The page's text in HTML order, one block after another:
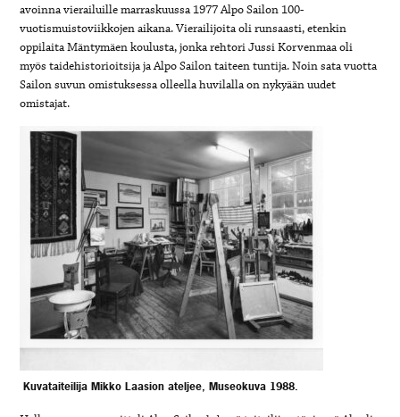
avoinna vierailuille marraskuussa 1977 Alpo Sailon 100-
vuotismuistoviikkojen aikana. Vierailijoita oli runsaasti, etenkin
oppilaita Mäntymäen koulusta, jonka rehtori Jussi Korvenmaa oli
myös taidehistorioitsija ja Alpo Sailon taiteen tuntija. Noin sata vuotta
Sailon suvun omistuksessa olleella huvilalla on nykyään uudet
omistajat.
Kuvataiteilija Mikko Laasion ateljee, Museokuva 1988.